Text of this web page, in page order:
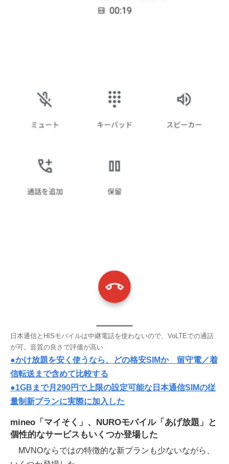
日本通信とHISモバイルは中継電話を使わないので、VoLTEでの通話
が可。音質の良さで評価が高い
●かけ放題を安く使うなら、どの格安SIMか 留守電／着
信転送まで含めて比較する
●1GBまで月290円で上限の設定可能な日本通信SIMの従
量制新プランに実際に加入した
mineo「マイそく」、NUROモバイル「あげ放題」と
個性的なサービスもいくつか登場した
MVNOならではの特徴的な新プランも少ないながら、